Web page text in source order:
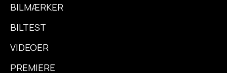
BILMÆRKER
BILTEST
VIDEOER
PREMIERE